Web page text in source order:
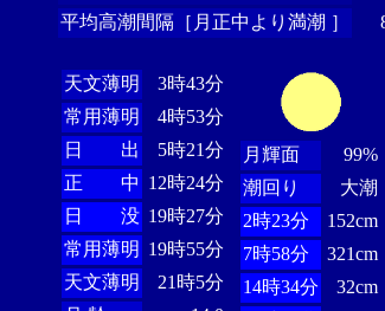
平均高潮間隔［月正中より満潮 ］
天文薄明
3時43分
常用薄明
4時53分
日 出
5時21分
正 中 12時24分
日 没 19時27分
常用薄明 19時55分
天文薄明
21時5分
月輝面
99%
潮回り
大潮
2時23分
152cm
7時58分
321cm
14時34分
32cm